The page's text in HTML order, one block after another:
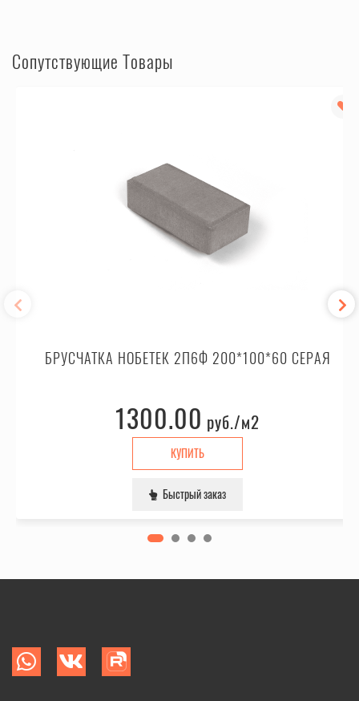
Сопутствующие Товары
БРУСЧАТКА НОБЕТЕК 2П6Ф 200*100*60 СЕРАЯ
1300.00 руб./м2
КУПИТЬ
Быстрый заказ